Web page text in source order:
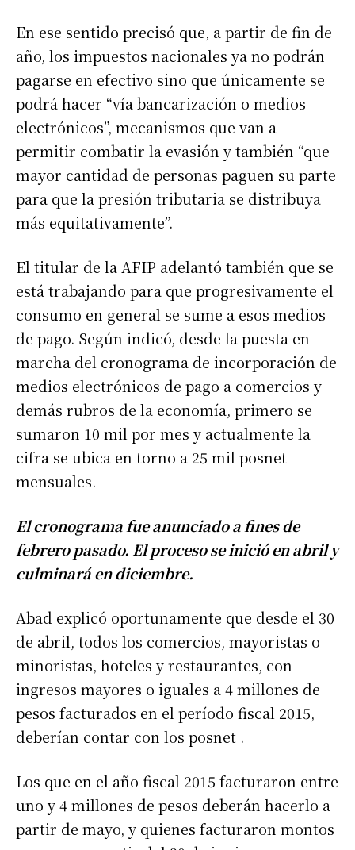
En ese sentido precisó que, a partir de fin de
año, los impuestos nacionales ya no podrán
pagarse en efectivo sino que únicamente se
podrá hacer “vía bancarización o medios
electrónicos”, mecanismos que van a
permitir combatir la evasión y también “que
mayor cantidad de personas paguen su parte
para que la presión tributaria se distribuya
más equitativamente”.
El titular de la AFIP adelantó también que se
está trabajando para que progresivamente el
consumo en general se sume a esos medios
de pago. Según indicó, desde la puesta en
marcha del cronograma de incorporación de
medios electrónicos de pago a comercios y
demás rubros de la economía, primero se
sumaron 10 mil por mes y actualmente la
cifra se ubica en torno a 25 mil posnet
mensuales.
El cronograma fue anunciado a fines de
febrero pasado. El proceso se inició en abril y
culminará en diciembre.
Abad explicó oportunamente que desde el 30
de abril, todos los comercios, mayoristas o
minoristas, hoteles y restaurantes, con
ingresos mayores o iguales a 4 millones de
pesos facturados en el período fiscal 2015,
deberían contar con los posnet .
Los que en el año fiscal 2015 facturaron entre
uno y 4 millones de pesos deberán hacerlo a
partir de mayo, y quienes facturaron montos